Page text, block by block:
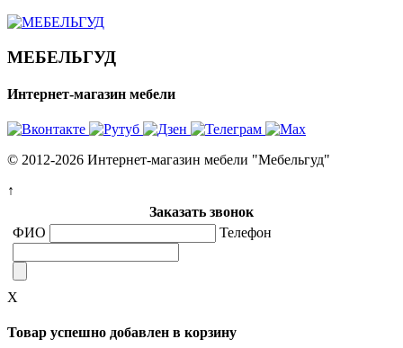
МЕБЕЛЬГУД
Интернет-магазин мебели
© 2012-2026 Интернет-магазин мебели "Мебельгуд"
↑
Заказать звонок
ФИО
Телефон
X
Товар успешно добавлен в корзину